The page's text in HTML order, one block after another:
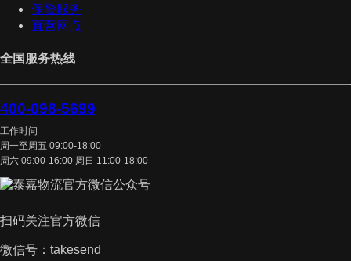
保险服务
直营网点
全国服务热线
400-098-5699
工作时间
周一至周五 09:00-18:00
周六 09:00-16:00 周日 11:00-18:00
扫码关注官方微信
微信号：takesend